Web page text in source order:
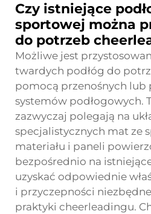
Czy istniejące
sportowej można
do potrzeb
Możliwe jest
twardych podłóg do
pomocą przenośnych lub
systemów podłogowych.
zazwyczaj polegają na
specjalistycznych mat ze
materiału i paneli
bezpośrednio na
uzyskać odpowiednie
i przyczepności
praktyki cheerleadingu.